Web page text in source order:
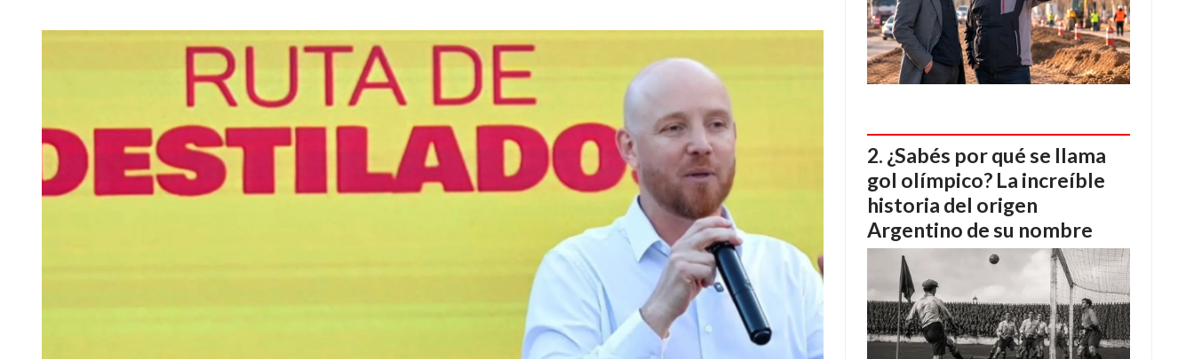
¿Sabés por qué se llama
gol olímpico? La increíble
historia del origen
Argentino de su nombre